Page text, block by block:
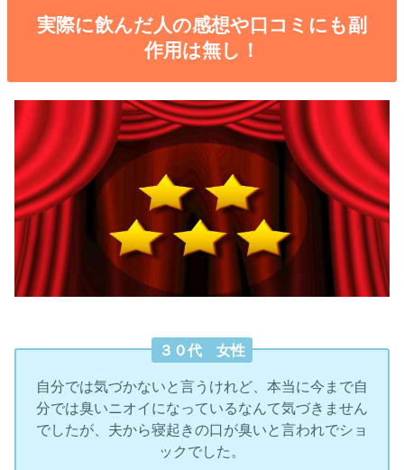
実際に飲んだ人の感想や口コミにも副
作用は無し！
３０代 女性
自分では気づかないと言うけれど、本当に今まで自
分では臭いニオイになっているなんて気づきません
でしたが、夫から寝起きの口が臭いと言われでショ
ックでした。